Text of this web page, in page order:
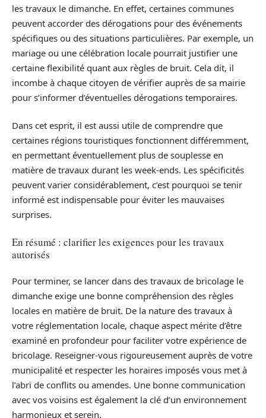
les travaux le dimanche. En effet, certaines communes
peuvent accorder des dérogations pour des événements
spécifiques ou des situations particulières. Par exemple, un
mariage ou une célébration locale pourrait justifier une
certaine flexibilité quant aux règles de bruit. Cela dit, il
incombe à chaque citoyen de vérifier auprès de sa mairie
pour s’informer d’éventuelles dérogations temporaires.
Dans cet esprit, il est aussi utile de comprendre que
certaines régions touristiques fonctionnent différemment,
en permettant éventuellement plus de souplesse en
matière de travaux durant les week-ends. Les spécificités
peuvent varier considérablement, c’est pourquoi se tenir
informé est indispensable pour éviter les mauvaises
surprises.
En résumé : clarifier les exigences pour les travaux
autorisés
Pour terminer, se lancer dans des travaux de bricolage le
dimanche exige une bonne compréhension des règles
locales en matière de bruit. De la nature des travaux à
votre réglementation locale, chaque aspect mérite d’être
examiné en profondeur pour faciliter votre expérience de
bricolage. Reseigner-vous rigoureusement auprès de votre
municipalité et respecter les horaires imposés vous met à
l’abri de conflits ou amendes. Une bonne communication
avec vos voisins est également la clé d’un environnement
harmonieux et serein.